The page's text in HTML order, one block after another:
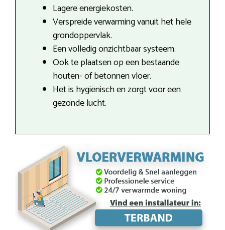
Lagere energiekosten.
Verspreide verwarming vanuit het hele
grondoppervlak.
Een volledig onzichtbaar systeem.
Ook te plaatsen op een bestaande
houten- of betonnen vloer.
Het is hygiënisch en zorgt voor een
gezonde lucht.